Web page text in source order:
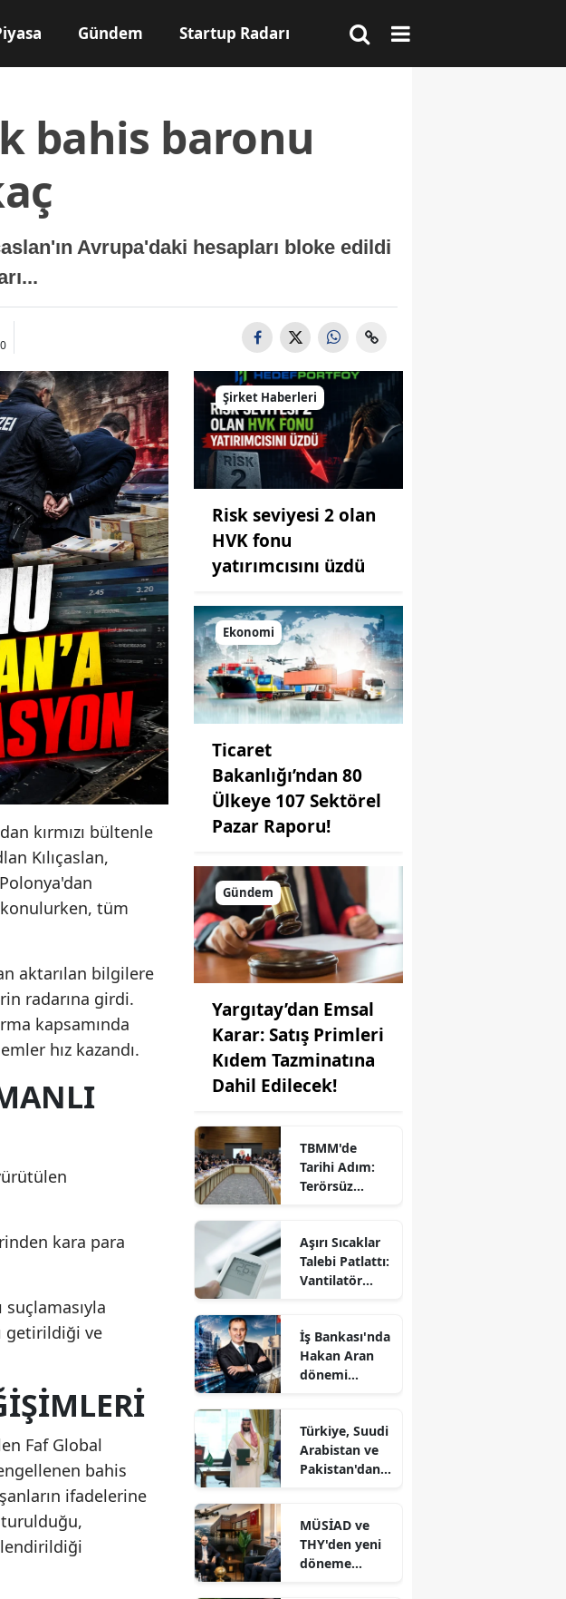
Gündem Startup Radarı
bahis baronu
Avrupa'daki hesapları bloke edildi
kırmızı bültenle
Kılıçaslan,
konulurken, tüm
aktarılan bilgilere
radarına girdi.
kapsamında
hız kazandı.
kara para
suçlamasıyla
getirildiği ve
Faf Global
bahis
ifadelerine
Şirket Haberleri
Risk seviyesi 2 olan
HVK fonu
yatırımcısını üzdü
Ekonomi
Ticaret
Bakanlığı’ndan 80
Ülkeye 107 Sektörel
Pazar Raporu!
Gündem
Yargıtay’dan Emsal
Karar: Satış Primleri
Kıdem Tazminatına
Dahil Edilecek!
TBMM'de
Tarihi Adım:
Terörsüz
Komisyondan
Geçti!
Aşırı Sıcaklar
Talebi Patlattı:
Vantilatör
İş Bankası'nda
Hakan Aran
dönemi
Türkiye, Suudi
Arabistan ve
Pakistan'dan
MÜSİAD ve
THY'den yeni
döneme